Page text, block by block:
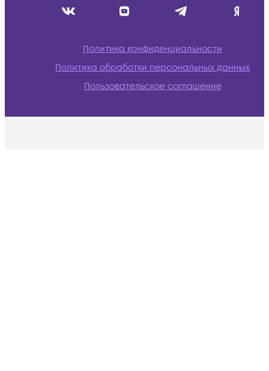
Политика конфиденциальности
Политика обработки персональных данных
Пользовательское соглашение